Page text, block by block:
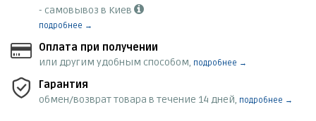
- самовывоз в Киев
подробнее →
Оплата при получении
или другим удобным способом, подробнее →
Гарантия
обмен/возврат товара в течение 14 дней, подробнее →